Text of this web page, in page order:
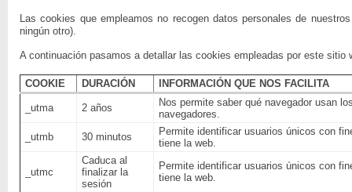
Las cookies que empleamos no recogen datos personales de
ningún otro).
A continuación pasamos a detallar las cookies empleadas por este sitio
COOKIE DURACIÓN INFORMACIÓN QUE NOS FACILITA
_utma 2 años
Nos permite saber qué navegador usan
navegadores.
_utmb
30 minutos
Permite identificar usuarios únicos con
tiene la web.
_utmc
Caduca al
finalizar la
sesión
Permite identificar usuarios únicos con
tiene la web.